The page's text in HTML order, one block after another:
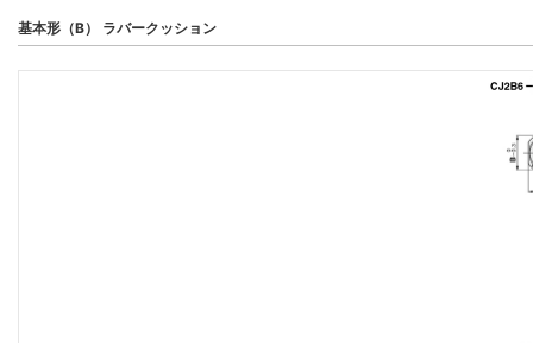
基本形（B） ラバークッション